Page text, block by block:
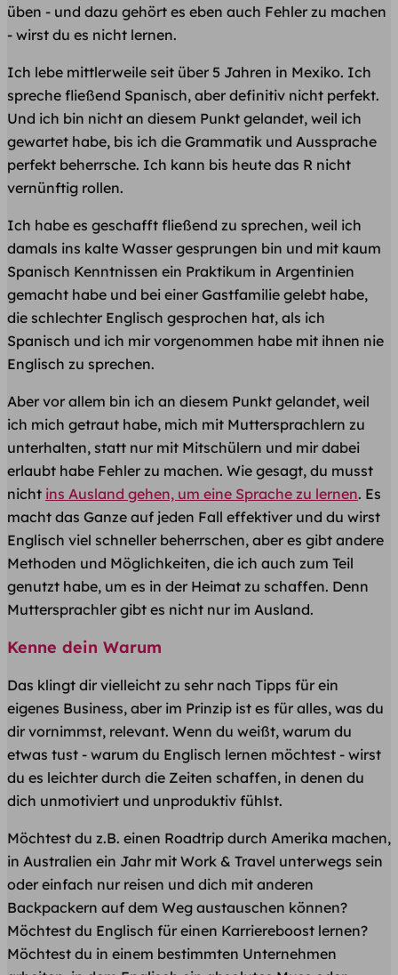
üben - und dazu gehört es eben auch Fehler zu machen
- wirst du es nicht lernen.
Ich lebe mittlerweile seit über 5 Jahren in Mexiko. Ich
spreche fließend Spanisch, aber definitiv nicht perfekt.
Und ich bin nicht an diesem Punkt gelandet, weil ich
gewartet habe, bis ich die Grammatik und Aussprache
perfekt beherrsche. Ich kann bis heute das R nicht
vernünftig rollen.
Ich habe es geschafft fließend zu sprechen, weil ich
damals ins kalte Wasser gesprungen bin und mit kaum
Spanisch Kenntnissen ein Praktikum in Argentinien
gemacht habe und bei einer Gastfamilie gelebt habe,
die schlechter Englisch gesprochen hat, als ich
Spanisch und ich mir vorgenommen habe mit ihnen nie
Englisch zu sprechen.
Aber vor allem bin ich an diesem Punkt gelandet, weil
ich mich getraut habe, mich mit Muttersprachlern zu
unterhalten, statt nur mit Mitschülern und mir dabei
erlaubt habe Fehler zu machen. Wie gesagt, du musst
nicht ins Ausland gehen, um eine Sprache zu lernen. Es
macht das Ganze auf jeden Fall effektiver und du wirst
Englisch viel schneller beherrschen, aber es gibt andere
Methoden und Möglichkeiten, die ich auch zum Teil
genutzt habe, um es in der Heimat zu schaffen. Denn
Muttersprachler gibt es nicht nur im Ausland.
Kenne dein Warum
Das klingt dir vielleicht zu sehr nach Tipps für ein
eigenes Business, aber im Prinzip ist es für alles, was du
dir vornimmst, relevant. Wenn du weißt, warum du
etwas tust - warum du Englisch lernen möchtest - wirst
du es leichter durch die Zeiten schaffen, in denen du
dich unmotiviert und unproduktiv fühlst.
Möchtest du z.B. einen Roadtrip durch Amerika machen,
in Australien ein Jahr mit Work & Travel unterwegs sein
oder einfach nur reisen und dich mit anderen
Backpackern auf dem Weg austauschen können?
Möchtest du Englisch für einen Karriereboost lernen?
Möchtest du in einem bestimmten Unternehmen